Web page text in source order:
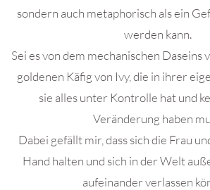
sondern auch metaphorisch als ein
werden kann.
Sei es von dem mechanischen Daseins
goldenen Käfig von Ivy, die in ihrer
sie alles unter Kontrolle hat und
Veränderung haben
Dabei gefällt mir, dass sich die Frau
Hand halten und sich in der Welt
aufeinander verlassen